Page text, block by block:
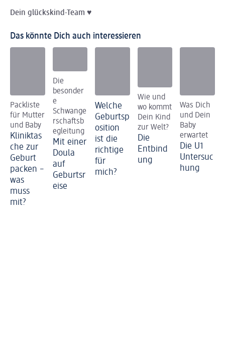
Dein glückskind-Team ♥
Das könnte Dich auch interessieren
Packliste
für Mutter
und Baby
Kliniktas
che zur
Geburt
packen –
was
muss
mit?
Die
besonder
e
Schwange
rschaftsb
egleitung
Mit einer
Doula
auf
Geburtsr
eise
Welche
Geburtsp
osition
ist die
richtige
für
mich?
Wie und
wo kommt
Dein Kind
zur Welt?
Die
Entbind
ung
Was Dich
und Dein
Baby
erwartet
Die U1
Untersuc
hung